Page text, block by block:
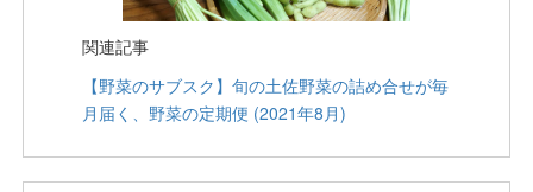
関連記事
【野菜のサブスク】旬の土佐野菜の詰め合せが毎
月届く、野菜の定期便 (2021年8月)